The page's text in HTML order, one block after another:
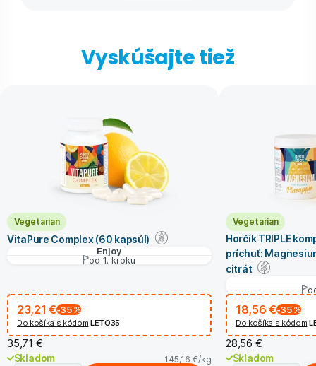
Vyskúšajte tiež
Vegetarian
VitaPure Complex (60 kapsúl)
Enjoy
od 1. kroku
23,21 €-35%
Do košíka s kódom LETO35
35,71 €
Skladom 145,16 €/kg
Vegetarian
Horčík TRIPLE
príchuť:
citrát
18,56 €-35%
Do košíka s kódom
28,56 €
Skladom